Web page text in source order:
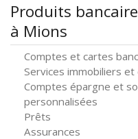
Produits
à Mions
Comptes et cartes
Services immobiliers
Comptes épargne et
personnalisées
Prêts
Assurances